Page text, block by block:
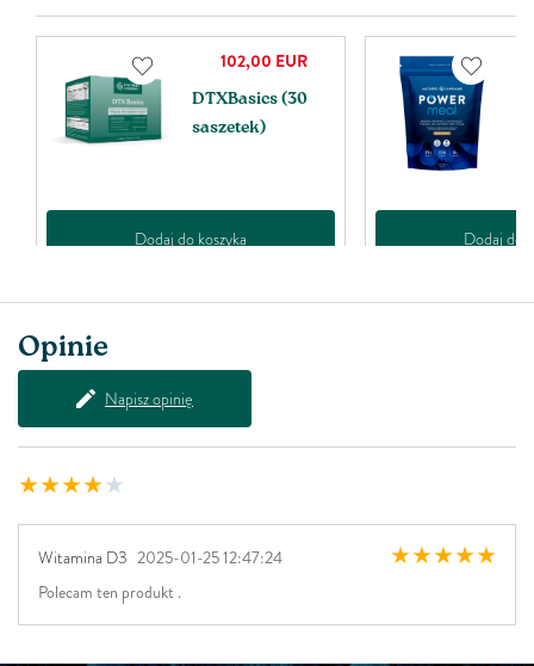
102,00 EUR
DTXBasics (30
saszetek)
Dodaj do koszyka Dodaj do
Opinie
Napisz opinię
Witamina D3 2025-01-25 12:47:24
Polecam ten produkt .